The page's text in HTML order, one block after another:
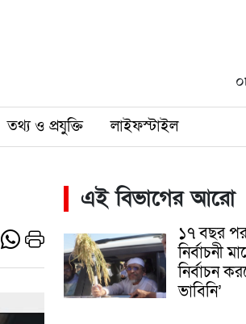
তথ্য ও প্রযুক্তি লাইফস্টাইল
এই বিভাগের আরো
১৭ বছর
নির্বাচনী
নির্বাচন
ভাবিনি’